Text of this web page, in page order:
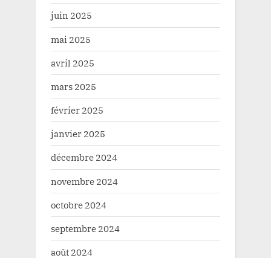
juin 2025
mai 2025
avril 2025
mars 2025
février 2025
janvier 2025
décembre 2024
novembre 2024
octobre 2024
septembre 2024
août 2024